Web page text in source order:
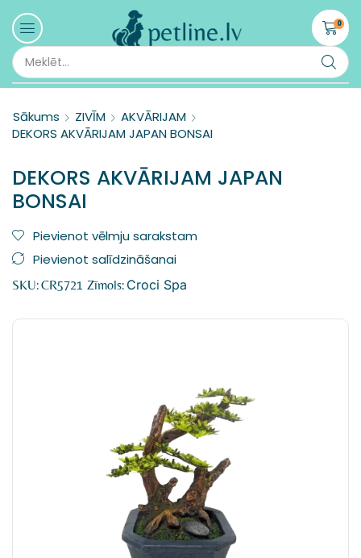
0
Sākums ZIVĪM
AKVĀRIJAM
DEKORS AKVĀRIJAM JAPAN BONSAI
DEKORS AKVĀRIJAM JAPAN
BONSAI
Pievienot vēlmju sarakstam
Pievienot salīdzināšanai
SKU:CR5721 Zīmols: Croci Spa